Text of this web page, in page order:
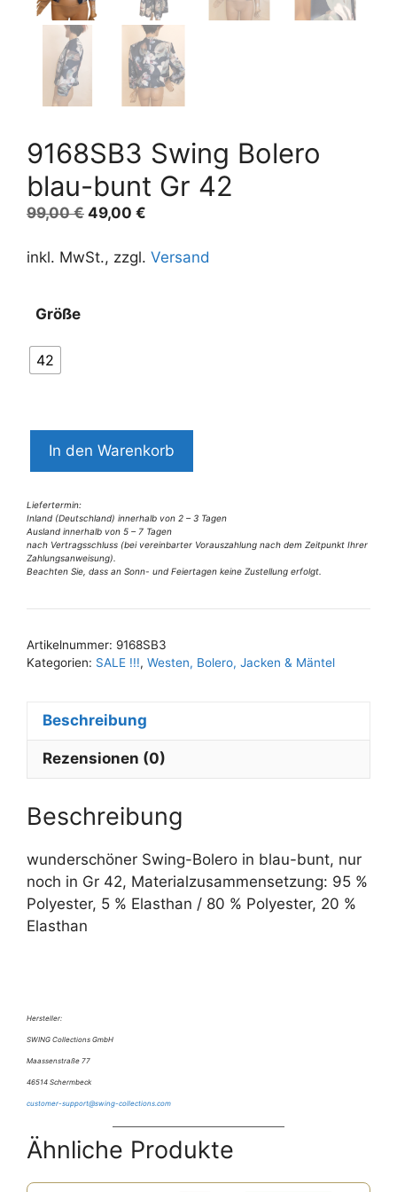
9168SB3 Swing Bolero
blau-bunt Gr 42
99,00€ Ursprünglicher
war:
49,00 €
ist:
inkl. MwSt., zzgl. Versand
Größe
42
Swing
blau-
bunt
Gr
42
In den Warenkorb
Liefertermin:
Inland (Deutschland) innerhalb von 2 – 3 Tagen
Ausland innerhalb von 5 – 7 Tagen
nach Vertragsschluss (bei vereinbarter Vorauszahlung nach dem Zeitpunkt Ihrer
Zahlungsanweisung).
Beachten Sie, dass an Sonn- und Feiertagen keine Zustellung erfolgt.
l
e
t
e
Artikelnummer: 9168SB3
Kategorien: SALE !!!, Westen, Bolero, Jacken & Mäntel
Beschreibung
Rezensionen (0)
Beschreibung
wunderschöner Swing-Bolero in blau-bunt, nur
noch in Gr 42, Materialzusammensetzung: 95 %
Polyester, 5 % Elasthan / 80 % Polyester, 20 %
Elasthan
Hersteller:
SWING Collections GmbH
Maassenstraße 77
46514 Schermbeck
customer-support@swing-collections.com
Ähnliche Produkte